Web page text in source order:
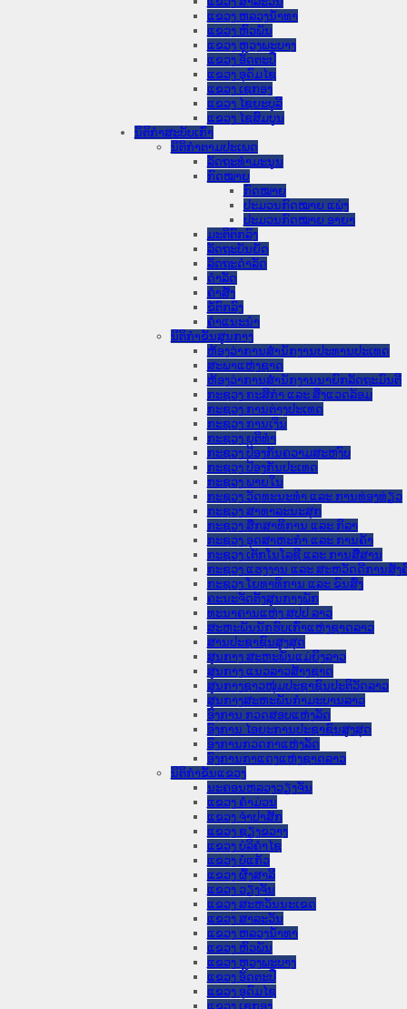
ແຂວງ ຫລວງນໍ້າທາ
ແຂວງ ຫົວພັນ
ແຂວງ ຫຼວງພະບາງ
ແຂວງ ອັດຕະປື
ແຂວງ ອຸດົມໄຊ
ແຂວງ ເຊກອງ
ແຂວງ ໄຊຍະບູລີ
ແຂວງ ໄຊສົມບູນ
ນິຕິກໍາສະບັບເກົ່າ
ນິຕິກຳຕາມປະເພດ
ລັດຖະທໍາມະນູນ
ກົດໝາຍ
ກົດໝາຍ
ປະມວນກົດໝາຍ ແພ່ງ
ປະມວນກົດໝາຍ ອາຍາ
ມະຕິຕົກລົງ
ລັດຖະບັນຍັດ
ລັດຖະດໍາລັດ
ດໍາລັດ
ຄໍາສັ່ງ
ຂໍ້ຕົກລົງ
ຄໍາແນະນໍາ
ນິຕິກໍາຂັ້ນສູນກາງ
ຫ້ອງວ່າການສໍານັກງານປະທານປະເທດ
ສະພາແຫ່ງຊາດ
ຫ້ອງວ່າການສຳນັກງານນາຍົກລັດຖະມົນຕີ
ກະຊວງ ກະສິກຳ ແລະ ສິ່ງແວດລ້ອມ
ກະຊວງ ການຕ່າງປະເທດ
ກະຊວງ ການເງິນ
ກະຊວງ ຍຸຕິທໍາ
ກະຊວງ ປ້ອງກັນຄວາມສະຫງົບ
ກະຊວງ ປ້ອງກັນປະເທດ
ກະຊວງ ພາຍໃນ
ກະຊວງ ວັດທະນະທຳ ແລະ ການທ່ອງທ່ຽວ
ກະຊວງ ສາທາລະນະສຸກ
ກະຊວງ ສຶກສາທິການ ແລະ ກິລາ
ກະຊວງ ອຸດສາຫະກຳ ແລະ ການຄ້າ
ກະຊວງ ເຕັກໂນໂລຊີ ແລະ ການສື່ສານ
ກະຊວງ ແຮງງານ ແລະ ສະຫວັດດີການສັງ
ກະຊວງ ໂຍທາທິການ ແລະ ຂົນສົ່ງ
ຄະນະຈັດຕັ້ງສູນກາງພັກ
ທະນາຄານແຫ່ງ ສປປ ລາວ
ສະຫະພັນນັກຮົບເກົ່າແຫ່ງຊາດລາວ
ສານປະຊາຊົນສູງສຸດ
ສູນກາງ ສະຫະພັນແມ່ຍິງລາວ
ສູນກາງ ແນວລາວສ້າງຊາດ
ສູນກາງຊາວໜຸ່ມປະຊາຊົນປະຕິວັດລາວ
ສູນກາງສະຫະພັນກຳມະບານລາວ
ອົງການ ກວດສອບແຫ່ງລັດ
ອົງການ ໄອຍະການປະຊາຊົນສູງສຸດ
ອົງການກວດກາແຫ່ງລັດ
ອົງການກາແດງແຫ່ງຊາດລາວ
ນິຕິກໍາຂັ້ນແຂວງ
ນະ​ຄອນ​ຫລວງວຽງຈັນ
ແຂວງ ຄໍາມ່ວນ
ແຂວງ ຈໍາປາສັກ
ແຂວງ ຊຽງຂວາງ
ແຂວງ ບໍລິຄໍາໄຊ
ແຂວງ ບໍ່ແກ້ວ
ແຂວງ ຜົ້ງສາລີ
ແຂວງ ວຽງຈັນ
ແຂວງ ສະຫວັນນະເຂດ
ແຂວງ ສາລະວັນ
ແຂວງ ຫລວງນໍ້າທາ
ແຂວງ ຫົວພັນ
ແຂວງ ຫຼວງພະບາງ
ແຂວງ ອັດຕະປື
ແຂວງ ອຸດົມໄຊ
ແຂວງ ເຊກອງ